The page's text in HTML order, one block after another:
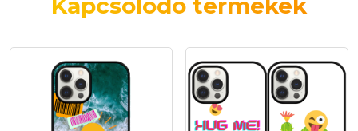
Kapcsolódó termékek